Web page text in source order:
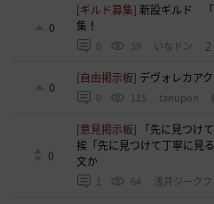
0
[ギルド募集] 新設ギルド 「
集！
0 39 いなドン
0
[自由掲示板] デヴォレカア
0 115 tanupon
0
[意見掲示板]
「先に見つけ
挨「先に見つけて丁寧に見
文か
1 64 浅井ジーク